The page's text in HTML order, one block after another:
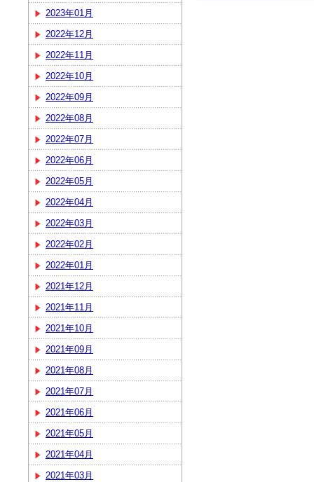
2023年01月
2022年12月
2022年11月
2022年10月
2022年09月
2022年08月
2022年07月
2022年06月
2022年05月
2022年04月
2022年03月
2022年02月
2022年01月
2021年12月
2021年11月
2021年10月
2021年09月
2021年08月
2021年07月
2021年06月
2021年05月
2021年04月
2021年03月